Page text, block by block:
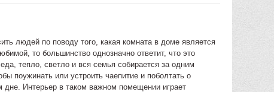
людей по поводу того, какая комната в доме является
то большинство однозначно ответит, что это
тепло, светло и вся семья собирается за одним
поужинать или устроить чаепитие и поболтать о
Интерьер в таком важном помещении играет